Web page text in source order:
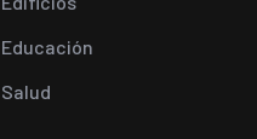
Educación
Salud